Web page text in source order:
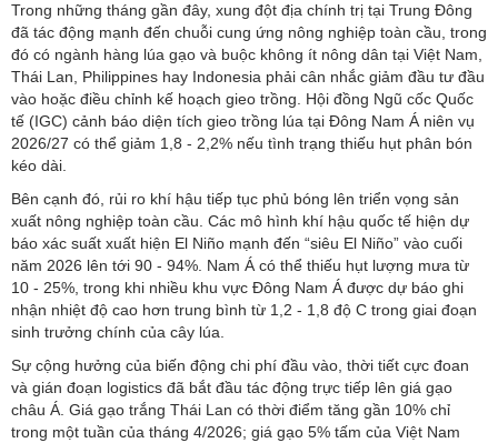
Trong những tháng gần đây, xung đột địa chính trị tại Trung Đông
đã tác động mạnh đến chuỗi cung ứng nông nghiệp toàn cầu, trong
đó có ngành hàng lúa gạo và buộc không ít nông dân tại Việt Nam,
Thái Lan, Philippines hay Indonesia phải cân nhắc giảm đầu tư đầu
vào hoặc điều chỉnh kế hoạch gieo trồng. Hội đồng Ngũ cốc Quốc
tế (IGC) cảnh báo diện tích gieo trồng lúa tại Đông Nam Á niên vụ
2026/27 có thể giảm 1,8 - 2,2% nếu tình trạng thiếu hụt phân bón
kéo dài.
Bên cạnh đó, rủi ro khí hậu tiếp tục phủ bóng lên triển vọng sản
xuất nông nghiệp toàn cầu. Các mô hình khí hậu quốc tế hiện dự
báo xác suất xuất hiện El Niño mạnh đến “siêu El Niño” vào cuối
năm 2026 lên tới 90 - 94%. Nam Á có thể thiếu hụt lượng mưa từ
10 - 25%, trong khi nhiều khu vực Đông Nam Á được dự báo ghi
nhận nhiệt độ cao hơn trung bình từ 1,2 - 1,8 độ C trong giai đoạn
sinh trưởng chính của cây lúa.
Sự cộng hưởng của biến động chi phí đầu vào, thời tiết cực đoan
và gián đoạn logistics đã bắt đầu tác động trực tiếp lên giá gạo
châu Á. Giá gạo trắng Thái Lan có thời điểm tăng gần 10% chỉ
trong một tuần của tháng 4/2026; giá gạo 5% tấm của Việt Nam